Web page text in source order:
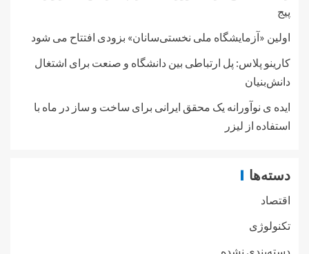
پیج
اولین «آزمایشگاه ملی نخستی‌سانان» بزودی افتتاح می شود
کارینو پلاس: پل ارتباطی بین دانشگاه و صنعت برای اشتغال
دانش‌بنیان
ایده ی نوآورانه یک محقق ایرانی برای ساخت و ساز در ماه با
استفاده از لیزر
دسته‌ها
اقتصاد
تکنولوژی
دسته‌بندی نشده